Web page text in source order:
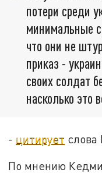
потери среди
минимальные
что они не
приказ -
своих солдат
насколько это
- цитирует
По мнению